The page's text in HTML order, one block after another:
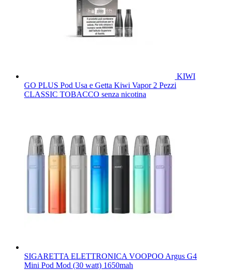
KIWI
GO PLUS Pod Usa e Getta Kiwi Vapor 2 Pezzi
CLASSIC TOBACCO senza nicotina
SIGARETTA ELETTRONICA VOOPOO Argus G4
Mini Pod Mod (30 watt) 1650mah